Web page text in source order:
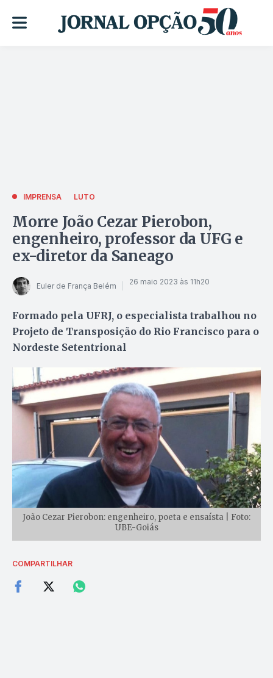
IMPRENSA LUTO
Morre João Cezar Pierobon,
engenheiro, professor da UFG e
ex-diretor da Saneago
Euler de França Belém 26 maio 2023 às 11h20
Formado pela UFRJ, o especialista trabalhou no
Projeto de Transposição do Rio Francisco para o
Nordeste Setentrional
João Cezar Pierobon: engenheiro, poeta e ensaísta | Foto:
UBE-Goiás
COMPARTILHAR